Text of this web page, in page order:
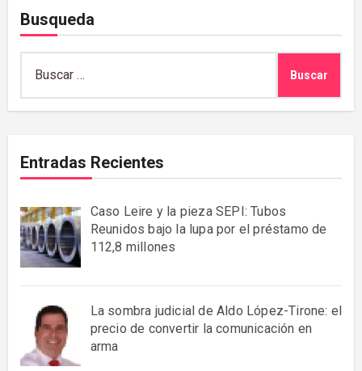
Busqueda
Entradas Recientes
Caso Leire y la pieza SEPI: Tubos
Reunidos bajo la lupa por el préstamo de
112,8 millones
La sombra judicial de Aldo López-Tirone: el
precio de convertir la comunicación en
arma